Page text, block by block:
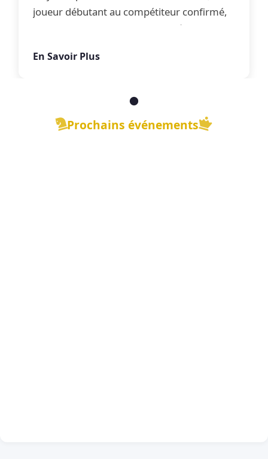
joueur débutant au compétiteur confirmé,
le club propose une offre complète
de jeu libre dans une ambiance conviviale.
En Savoir Plus
Prochains événements